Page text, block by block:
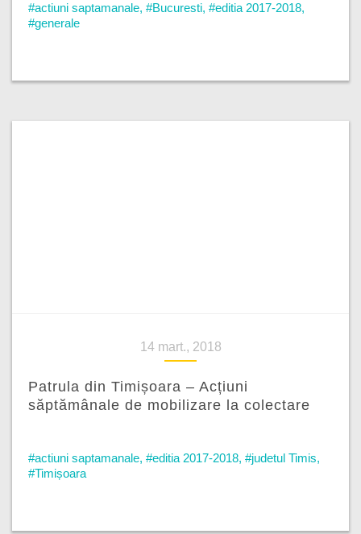
#actiuni saptamanale, #Bucuresti, #editia 2017-2018,
#generale
14 mart., 2018
Patrula din Timișoara – Acțiuni
săptămânale de mobilizare la colectare
#actiuni saptamanale, #editia 2017-2018, #judetul Timis,
#Timișoara